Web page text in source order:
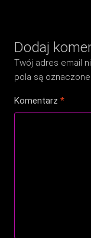
Dodaj
Twój adres email
pola są
Komentarz*